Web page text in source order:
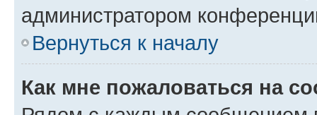
администратором
Вернуться к началу
Как мне пожаловаться на